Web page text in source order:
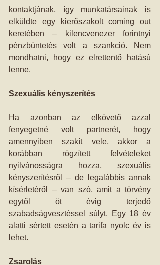
kontaktjának, így munkatársainak is
elküldte egy kierőszakolt coming out
keretében – kilencvenezer forintnyi
pénzbüntetés volt a szankció. Nem
mondhatni, hogy ez elrettentő hatású
lenne.
Szexuális kényszerítés
Ha azonban az elkövető azzal
fenyegetné volt partnerét, hogy
amennyiben szakít vele, akkor a
korábban rögzített felvételeket
nyilvánosságra hozza, szexuális
kényszerítésről – de legalábbis annak
kísérletéről – van szó, amit a törvény
egytől öt évig terjedő
szabadságvesztéssel súlyt. Egy 18 év
alatti sértett esetén a tarifa nyolc év is
lehet.
Zsarolás